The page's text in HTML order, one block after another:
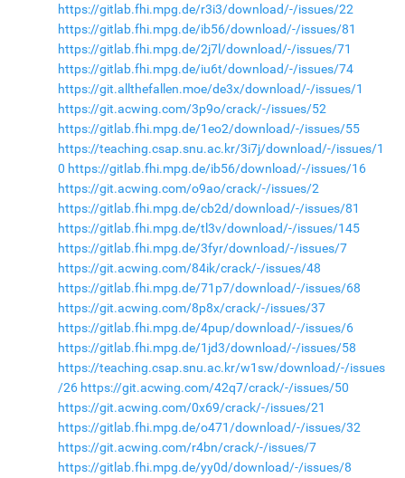
https://gitlab.fhi.mpg.de/r3i3/download/-/issues/22
https://gitlab.fhi.mpg.de/ib56/download/-/issues/81
https://gitlab.fhi.mpg.de/2j7l/download/-/issues/71
https://gitlab.fhi.mpg.de/iu6t/download/-/issues/74
https://git.allthefallen.moe/de3x/download/-/issues/1
https://git.acwing.com/3p9o/crack/-/issues/52
https://gitlab.fhi.mpg.de/1eo2/download/-/issues/55
https://teaching.csap.snu.ac.kr/3i7j/download/-/issues/1
0 https://gitlab.fhi.mpg.de/ib56/download/-/issues/16
https://git.acwing.com/o9ao/crack/-/issues/2
https://gitlab.fhi.mpg.de/cb2d/download/-/issues/81
https://gitlab.fhi.mpg.de/tl3v/download/-/issues/145
https://gitlab.fhi.mpg.de/3fyr/download/-/issues/7
https://git.acwing.com/84ik/crack/-/issues/48
https://gitlab.fhi.mpg.de/71p7/download/-/issues/68
https://git.acwing.com/8p8x/crack/-/issues/37
https://gitlab.fhi.mpg.de/4pup/download/-/issues/6
https://gitlab.fhi.mpg.de/1jd3/download/-/issues/58
https://teaching.csap.snu.ac.kr/w1sw/download/-/issues
/26 https://git.acwing.com/42q7/crack/-/issues/50
https://git.acwing.com/0x69/crack/-/issues/21
https://gitlab.fhi.mpg.de/o471/download/-/issues/32
https://git.acwing.com/r4bn/crack/-/issues/7
https://gitlab.fhi.mpg.de/yy0d/download/-/issues/8